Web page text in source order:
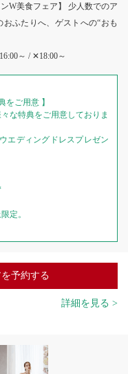
W美食フェア】 少人数でのア
ふたりへ、ゲストへの“おも
～ / ✕18:00～
をご用意 】
な特典をご用意しておりま
エディングドレスプレゼン
定。
予約する
詳細を見る >